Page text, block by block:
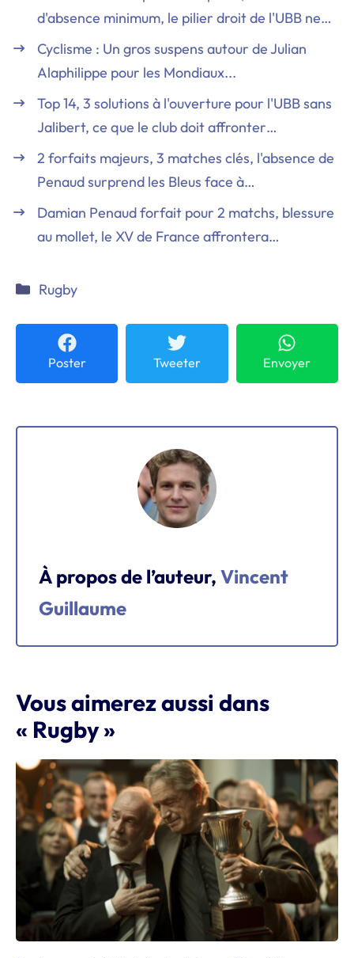
d'absence minimum, le pilier droit de l'UBB ne…
Cyclisme : Un gros suspens autour de Julian
Alaphilippe pour les Mondiaux...
Top 14, 3 solutions à l'ouverture pour l'UBB sans
Jalibert, ce que le club doit affronter…
2 forfaits majeurs, 3 matches clés, l'absence de
Penaud surprend les Bleus face à…
Damian Penaud forfait pour 2 matchs, blessure
au mollet, le XV de France affrontera…
Catégories
Rugby
Poster Tweeter Envoyer
À propos de l’auteur, Vincent
Guillaume
Vous aimerez aussi dans
« Rugby »